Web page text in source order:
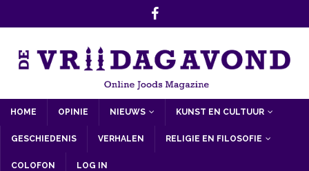
HOME OPINIE NIEUWS KUNST EN CULTUUR
GESCHIEDENIS VERHALEN RELIGIE EN FILOSOFIE
COLOFON LOG IN